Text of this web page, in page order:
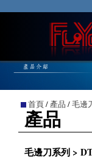
產品首頁/ 產品 /毛邊
產品
毛邊刀系列 >